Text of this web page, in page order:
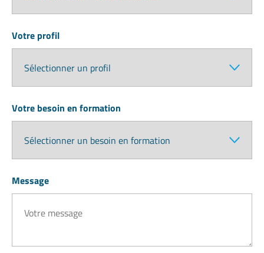
Votre profil
Votre besoin en formation
Message